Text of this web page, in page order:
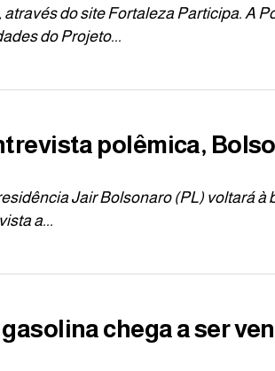
do site Fortaleza Participa. A
do Projeto...
polêmica,
Jair Bolsonaro (PL) voltará à
a...
chega a ser